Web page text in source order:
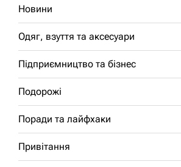
Новини
Одяг, взуття та аксесуари
Підприємництво та бізнес
Подорожі
Поради та лайфхаки
Привітання